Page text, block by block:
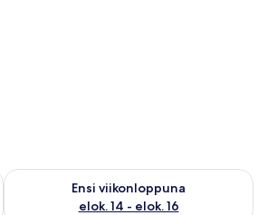
7 - elok. 9
Ensi viikonloppuna
elok. 14 - elok. 16
Tarkista ensi viikonlopun saatavuus elok. 14